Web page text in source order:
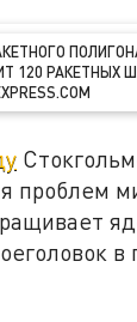
120 РАКЕТНЫХ
проблем
в